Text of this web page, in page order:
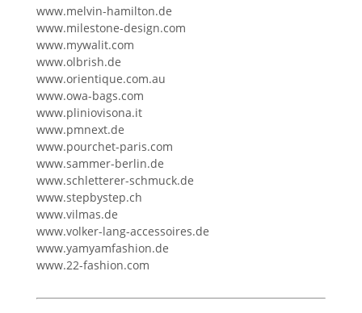
www.melvin-hamilton.de
www.milestone-design.com
www.mywalit.com
www.olbrish.de
www.orientique.com.au
www.owa-bags.com
www.pliniovisona.it
www.pmnext.de
www.pourchet-paris.com
www.sammer-berlin.de
www.schletterer-schmuck.de
www.stepbystep.ch
www.vilmas.de
www.volker-lang-accessoires.de
www.yamyamfashion.de
www.22-fashion.com